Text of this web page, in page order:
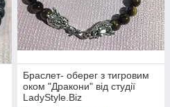
Браслет- оберег з тигровим
оком "Дракони" від студії
LadyStyle.Biz